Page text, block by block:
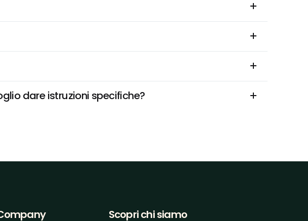
dare istruzioni specifiche?
Scopri chi siamo